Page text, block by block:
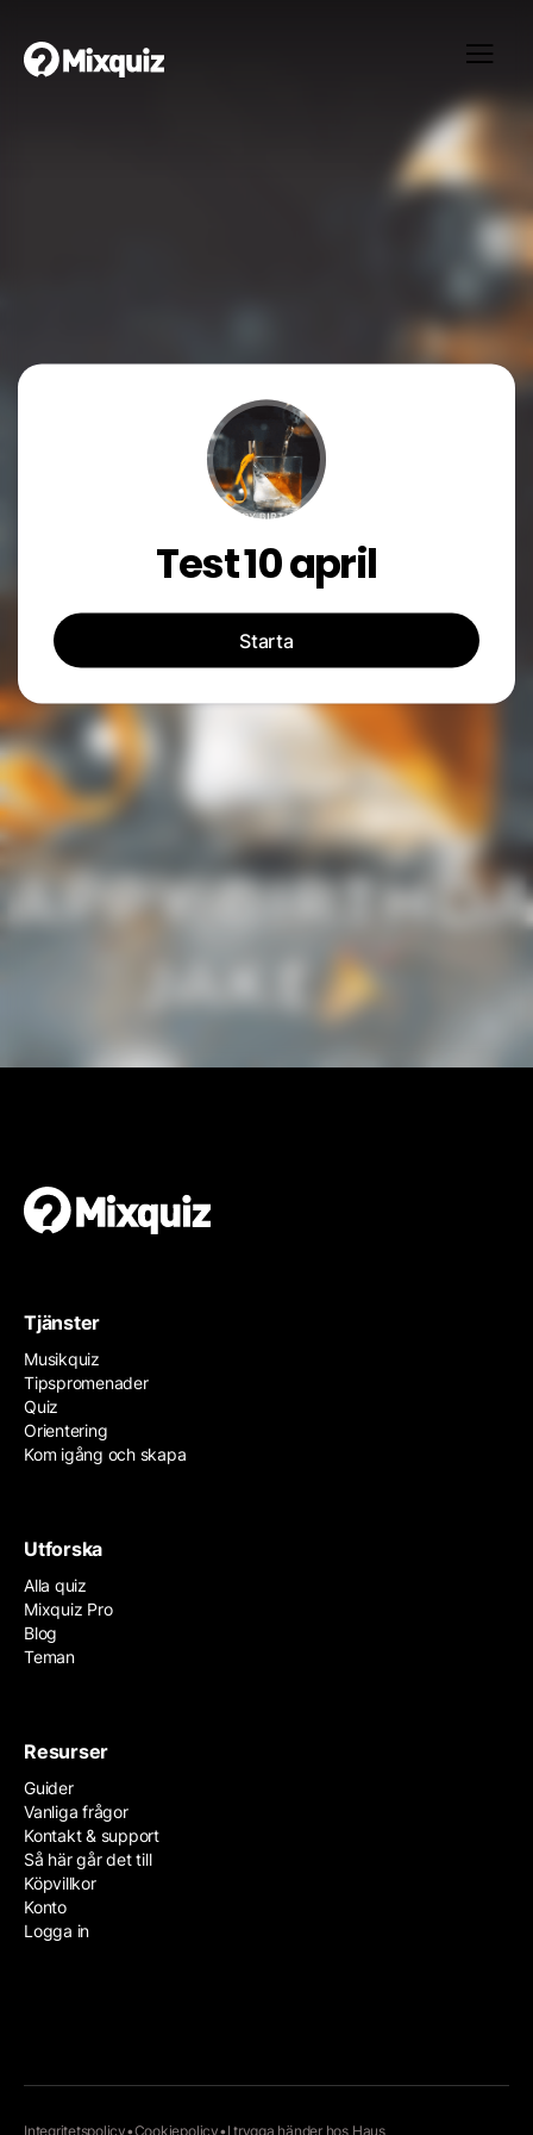
Test 10 april
Starta
Tjänster
Musikquiz
Tipspromenader
Quiz
Orientering
Kom igång och skapa
Utforska
Alla quiz
Mixquiz Pro
Blog
Teman
Resurser
Guider
Vanliga frågor
Kontakt & support
Så här går det till
Köpvillkor
Konto
Logga in
Integritetspolicy•Cookiepolicy•I trygga händer hos Haus